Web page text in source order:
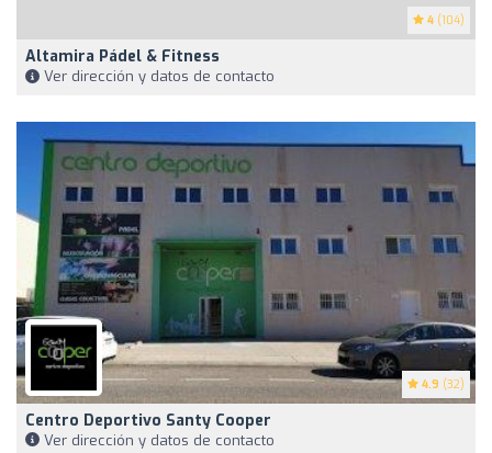
4 (104)
Altamira Pádel & Fitness
Ver dirección y datos de contacto
4.9 (32)
Centro Deportivo Santy Cooper
Ver dirección y datos de contacto